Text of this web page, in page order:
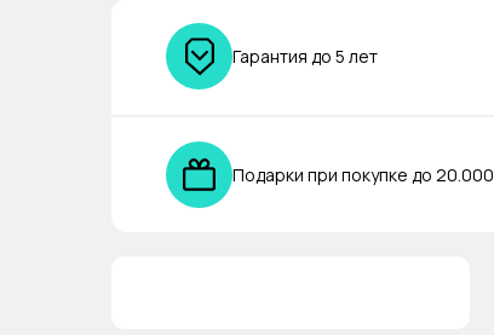
Гарантия до 5 лет
Подарки при покупке до 20.000